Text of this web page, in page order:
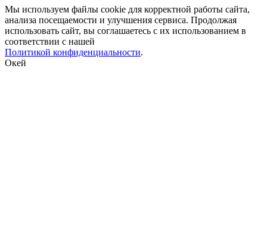
Мы используем файлы cookie для корректной работы сайта,
анализа посещаемости и улучшения сервиса. Продолжая
использовать сайт, вы соглашаетесь с их использованием в
соответствии с нашей
Политикой конфиденциальности.
Окей